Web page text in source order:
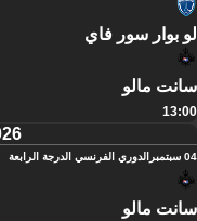
لو بوار سور فاي
سانت مالو
13:00
04 سبتمبر الدوري الفرنسي الدرجة الرابعة
سانت مالو